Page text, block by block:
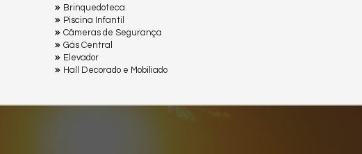
Brinquedoteca
Piscina Infantil
Câmeras de Segurança
Gás Central
Elevador
Hall Decorado e Mobiliado